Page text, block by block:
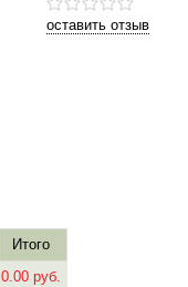
оставить отзыв
Итого
0.00 руб.